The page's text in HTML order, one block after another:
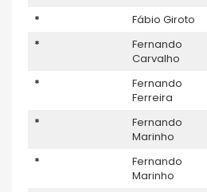
*
Fábio Giroto
*
Fernando
Carvalho
*
Fernando
Ferreira
*
Fernando
Marinho
*
Fernando
Marinho